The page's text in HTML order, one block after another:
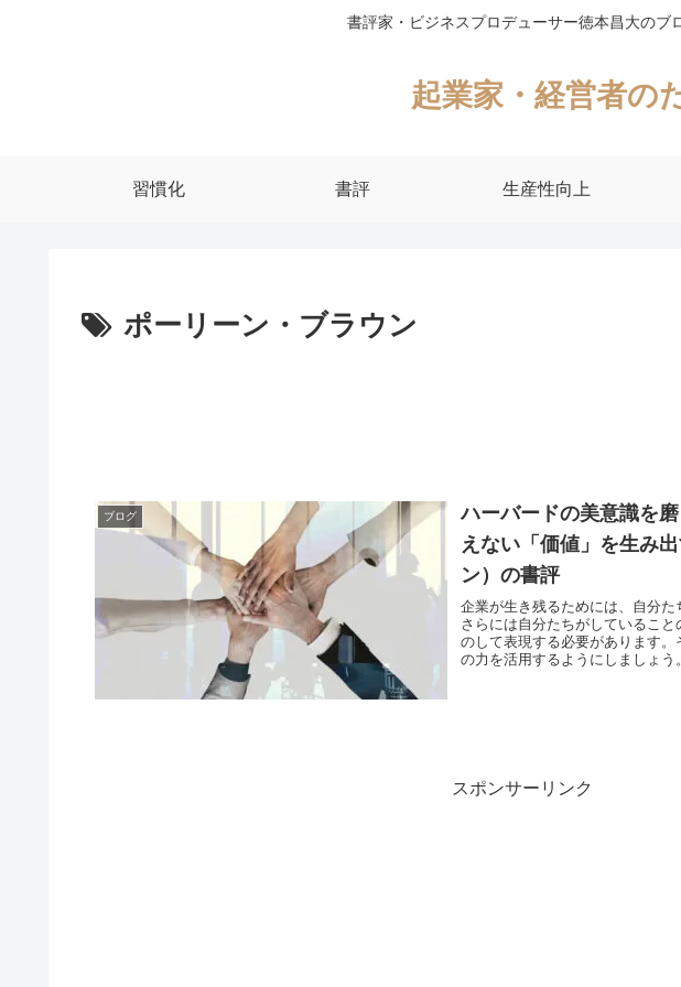
書評家・ビジネスプロデューサー徳本昌大の
起業家・経営者の
習慣化 書評 生産性向上
ポーリーン・ブラウン
ブログ
ハーバードの美意識を
えない「価値」を生み
ン）の書評
企業が生き残るためには、自分た
さらには自分たちがしているこ
のして表現する必要があります
の力を活用するようにしましょう。
スポンサーリンク